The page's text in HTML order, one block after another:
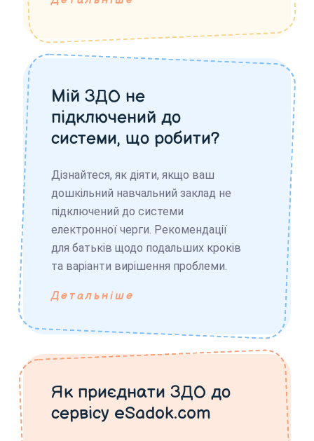
Мій ЗДО не
підключений до
системи, що робити?
Дізнайтеся, як діяти, якщо ваш
дошкільний навчальний заклад не
підключений до системи
електронної черги. Рекомендації
для батьків щодо подальших кроків
та варіанти вирішення проблеми.
Детальніше
Як приєднати ЗДО до
сервісу eSadok.com